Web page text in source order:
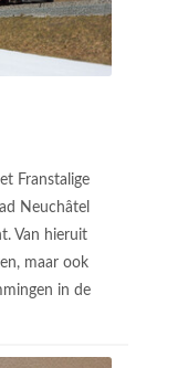
Franstalige
Neuchâtel
Van hieruit
maar ook
in de